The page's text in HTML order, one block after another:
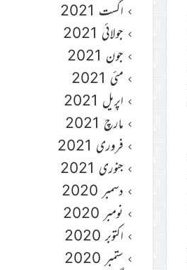
اگست 2021
جولائی 2021
جون 2021
مئی 2021
اپریل 2021
مارچ 2021
فروری 2021
جنوری 2021
دسمبر 2020
نومبر 2020
اکتوبر 2020
ستمبر 2020